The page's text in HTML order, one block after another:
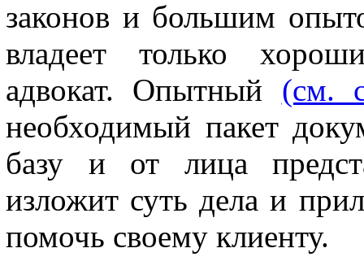
законов и большим
владеет только
адвокат. Опытный (см.
необходимый пакет
базу и от лица
изложит суть дела и
помочь своему клиенту.